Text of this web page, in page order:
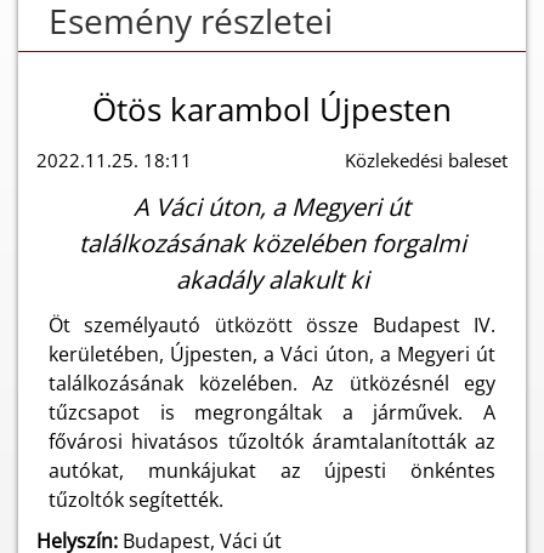
Esemény részletei
Ötös karambol Újpesten
2022.11.25. 18:11 Közlekedési baleset
A Váci úton, a Megyeri út
találkozásának közelében forgalmi
akadály alakult ki
Öt személyautó ütközött össze Budapest IV.
kerületében, Újpesten, a Váci úton, a Megyeri út
találkozásának közelében. Az ütközésnél egy
tűzcsapot is megrongáltak a járművek. A
fővárosi hivatásos tűzoltók áramtalanították az
autókat, munkájukat az újpesti önkéntes
tűzoltók segítették.
Helyszín: Budapest, Váci út